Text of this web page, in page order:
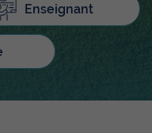
Enseignant